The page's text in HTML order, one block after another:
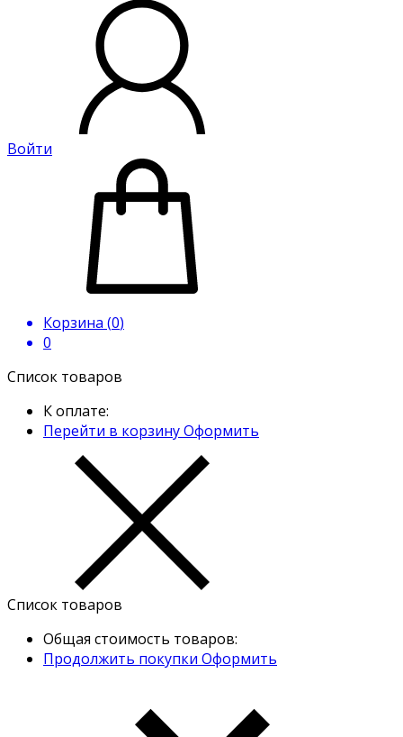
Войти
Корзина (0)
0
Список товаров
К оплате:
Перейти в корзинуОформить
Список товаров
Общая стоимость товаров:
Продолжить покупки Оформить